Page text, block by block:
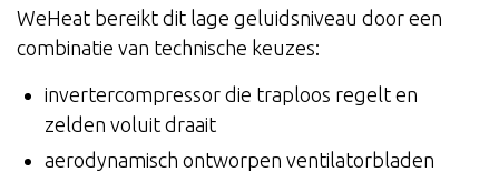
WeHeat bereikt dit lage geluidsniveau door een
combinatie van technische keuzes:
invertercompressor die traploos regelt en
zelden voluit draait
aerodynamisch ontworpen ventilatorbladen